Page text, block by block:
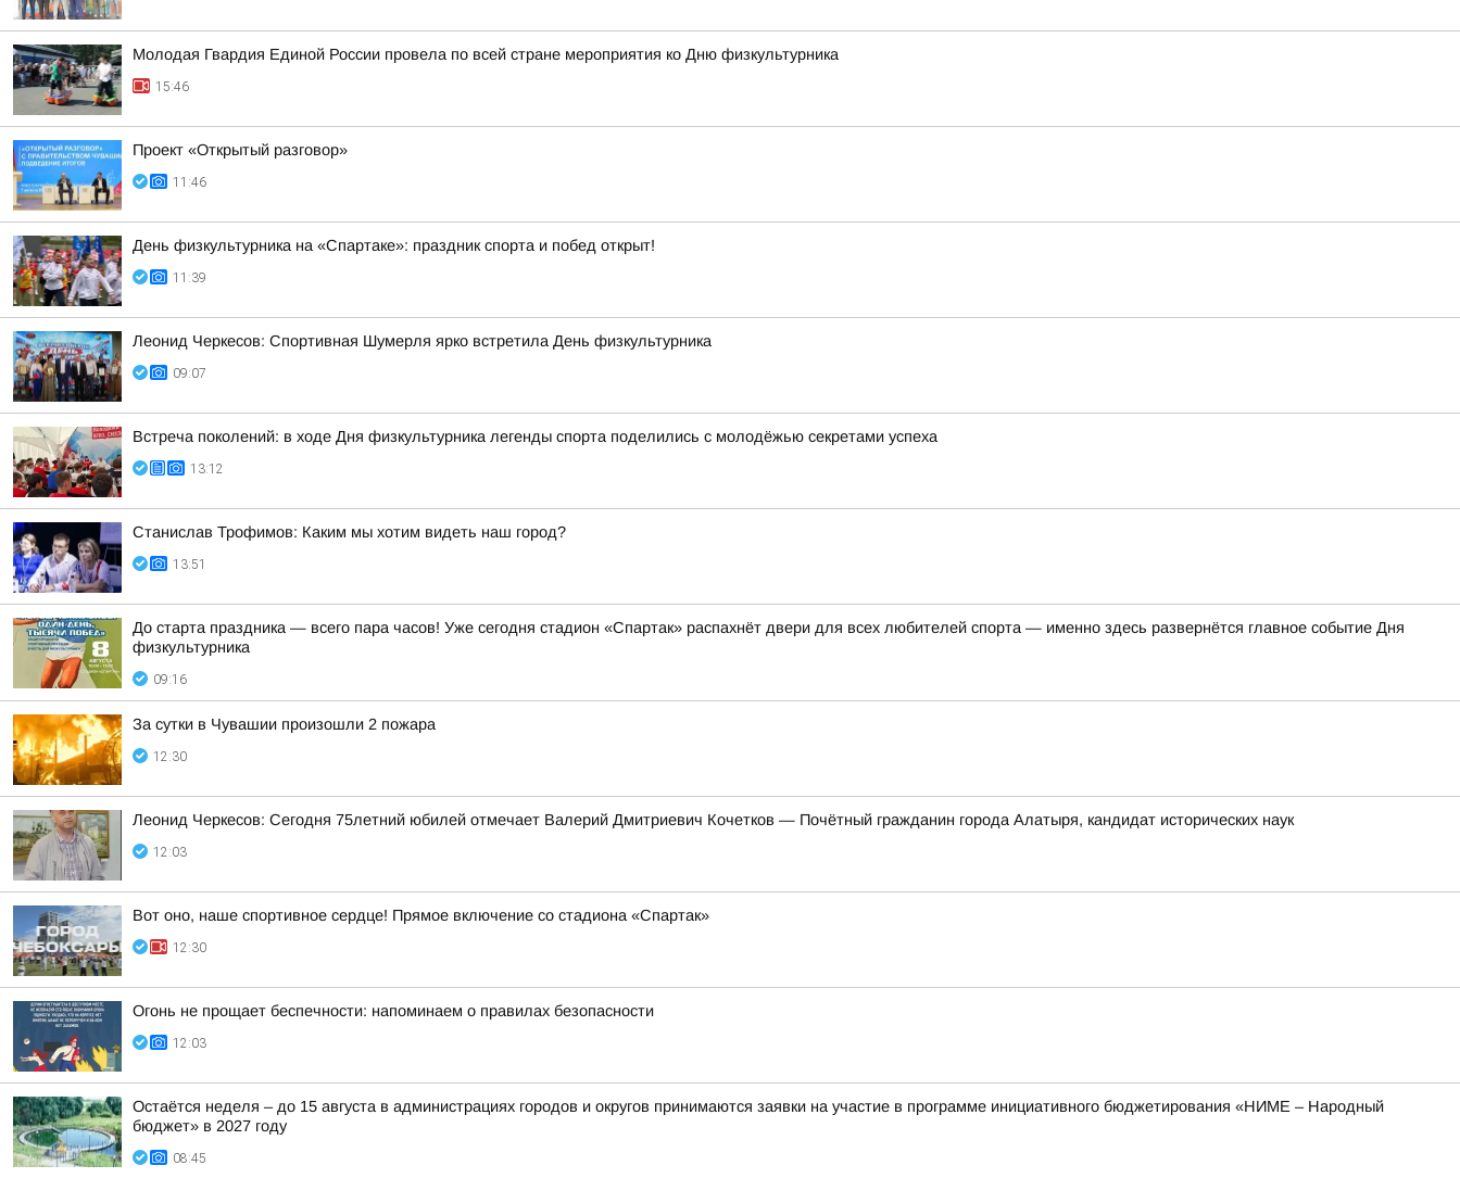
Молодая Гвардия Единой России провела по всей стране мероприятия ко Дню физкультурника
15:46
Проект «Открытый разговор»
11:46
День физкультурника на «Спартаке»: праздник спорта и побед открыт!
11:39
Леонид Черкесов: Спортивная Шумерля ярко встретила День физкультурника
09:07
Встреча поколений: в ходе Дня физкультурника легенды спорта поделились с молодёжью секретами успеха
13:12
Станислав Трофимов: Каким мы хотим видеть наш город?
13:51
До старта праздника — всего пара часов! Уже сегодня стадион «Спартак» распахнёт двери для всех любителей спорта — именно здесь развернётся главное событие Дня
физкультурника
09:16
За сутки в Чувашии произошли 2 пожара
12:30
Леонид Черкесов: Сегодня 75летний юбилей отмечает Валерий Дмитриевич Кочетков — Почётный гражданин города Алатыря, кандидат исторических наук
12:03
Вот оно, наше спортивное сердце! Прямое включение со стадиона «Спартак»
12:30
Огонь не прощает беспечности: напоминаем о правилах безопасности
12:03
Остаётся неделя – до 15 августа в администрациях городов и округов принимаются заявки на участие в программе инициативного бюджетирования «НИМЕ – Народный
бюджет» в 2027 году
08:45